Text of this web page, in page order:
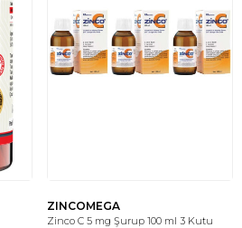
ZINCOMEGA
Zinco C 5 mg Şurup 100 ml 3 Kutu